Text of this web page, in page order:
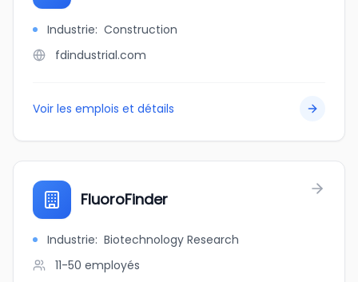
Industrie: Construction
fdindustrial.com
Voir les emplois et détails
FluoroFinder
Industrie: Biotechnology Research
11-50 employés